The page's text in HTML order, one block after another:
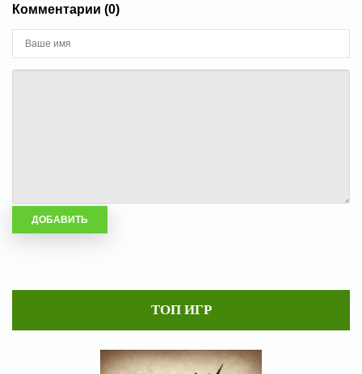
Комментарии (0)
ТОП ИГР